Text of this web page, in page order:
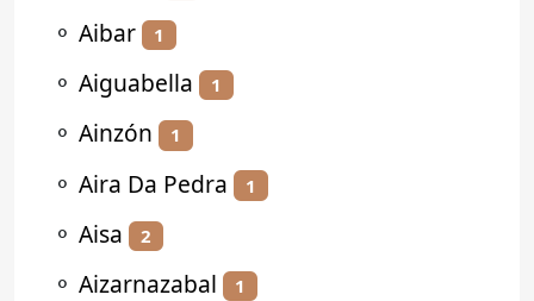
⚬ Aibar 1
⚬ Aiguabella 1
⚬ Ainzón 1
⚬ Aira Da Pedra 1
⚬ Aisa 2
⚬ Aizarnazabal 1